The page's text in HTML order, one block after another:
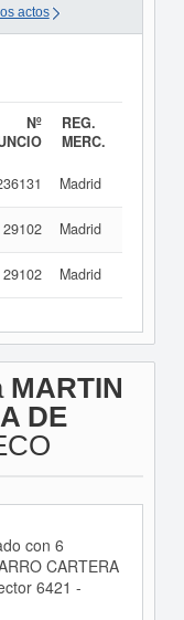
actos
Nº
REG.
MERC.
Madrid
29102 Madrid
29102 Madrid
MARTIN
DE
con 6
CARTERA
6421 -